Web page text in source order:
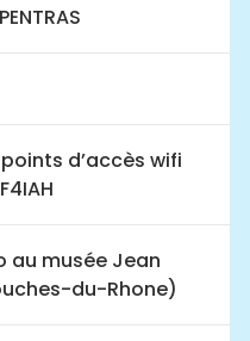
d’accès wifi
au musée Jean
du-Rhone)